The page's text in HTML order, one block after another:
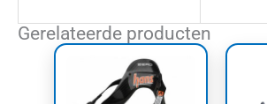
Gerelateerde producten
product
heeft